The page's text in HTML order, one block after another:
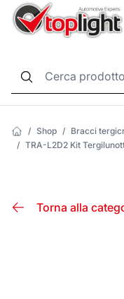
/ Shop / Bracci
/ TRA-L2D2 Kit
Torna alla